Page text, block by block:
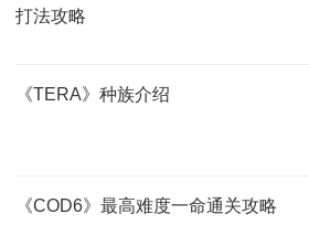
打法攻略
《TERA》种族介绍
《COD6》最高难度一命通关攻略